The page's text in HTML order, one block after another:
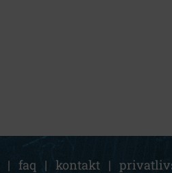
| faq | kontakt |